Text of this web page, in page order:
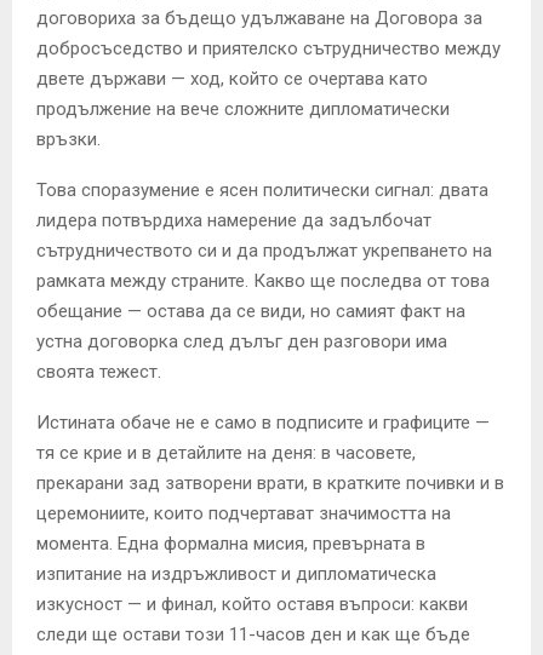
договориха за бъдещо удължаване на Договора за
добросъседство и приятелско сътрудничество между
двете държави — ход, който се очертава като
продължение на вече сложните дипломатически
връзки.
Това споразумение е ясен политически сигнал: двата
лидера потвърдиха намерение да задълбочат
сътрудничеството си и да продължат укрепването на
рамката между страните. Какво ще последва от това
обещание — остава да се види, но самият факт на
устна договорка след дълъг ден разговори има
своята тежест.
Истината обаче не е само в подписите и графиците —
тя се крие и в детайлите на деня: в часовете,
прекарани зад затворени врати, в кратките почивки и в
церемониите, които подчертават значимостта на
момента. Една формална мисия, превърната в
изпитание на издръжливост и дипломатическа
изкусност — и финал, който оставя въпроси: какви
следи ще остави този 11-часов ден и как ще бъде